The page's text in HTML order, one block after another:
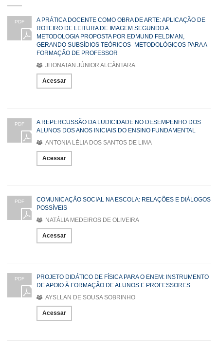
PDF
A PRÁTICA DOCENTE COMO OBRA DE ARTE: APLICAÇÃO DE
ROTEIRO DE LEITURA DE IMAGEM SEGUNDO A
METODOLOGIA PROPOSTA POR EDMUND FELDMAN,
GERANDO SUBSÍDIOS TEÓRICOS- METODOLÓGICOS PARA A
FORMAÇÃO DE PROFESSOR
JHONATAN JÚNIOR ALCÂNTARA
Acessar
PDF
A REPERCUSSÃO DA LUDICIDADE NO DESEMPENHO DOS
ALUNOS DOS ANOS INICIAIS DO ENSINO FUNDAMENTAL
ANTONIA LÉLIA DOS SANTOS DE LIMA
Acessar
PDF
COMUNICAÇÃO SOCIAL NA ESCOLA: RELAÇÕES E DIÁLOGOS
POSSÍVEIS
NATÁLIA MEDEIROS DE OLIVEIRA
Acessar
PDF
PROJETO DIDÁTICO DE FÍSICA PARA O ENEM: INSTRUMENTO
DE APOIO À FORMAÇÃO DE ALUNOS E PROFESSORES
AYSLLAN DE SOUSA SOBRINHO
Acessar